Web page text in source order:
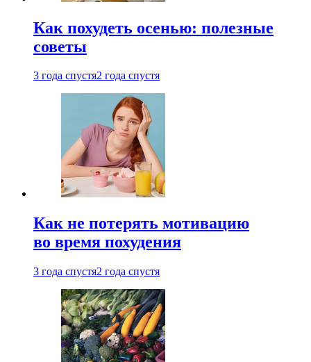
Как похудеть осенью: полезные
советы
3 года спустя2 года спустя
Как не потерять мотивацию
во время похудения
3 года спустя2 года спустя